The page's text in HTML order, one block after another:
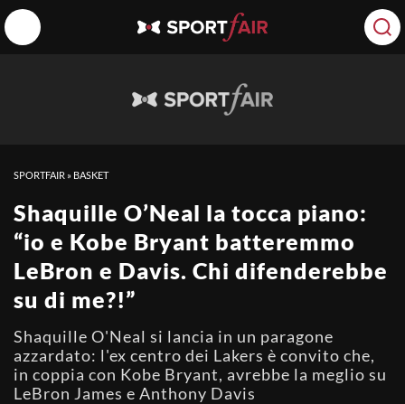
SPORTFAIR » BASKET
Shaquille O’Neal la tocca piano:
“io e Kobe Bryant batteremmo
LeBron e Davis. Chi difenderebbe
su di me?!”
Shaquille O'Neal si lancia in un paragone
azzardato: l'ex centro dei Lakers è convito che,
in coppia con Kobe Bryant, avrebbe la meglio su
LeBron James e Anthony Davis